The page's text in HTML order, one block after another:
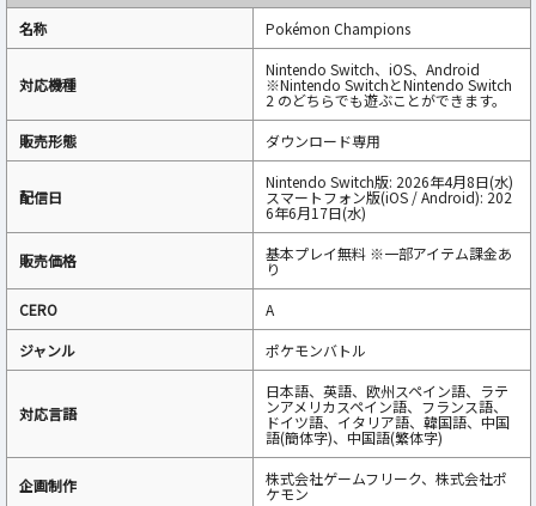
名称
Pokémon Champions
対応機種
Nintendo Switch、iOS、Android
※Nintendo SwitchとNintendo Switch
2 のどちらでも遊ぶことができます。
販売形態
ダウンロード専用
配信日
Nintendo Switch版: 2026年4月8日(水)
スマートフォン版(iOS / Android): 202
6年6月17日(水)
販売価格 基本プレイ無料 ※一部アイテム課金あ
り
CERO
A
ジャンル
ポケモンバトル
対応言語
日本語、英語、欧州スペイン語、ラテ
ンアメリカスペイン語、フランス語、
ドイツ語、イタリア語、韓国語、中国
語(簡体字)、中国語(繁体字)
企画制作 株式会社ゲームフリーク、株式会社ポ
ケモン